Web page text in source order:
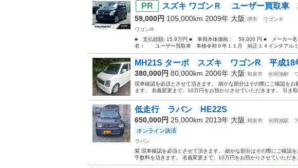
スズキ ワゴンＲ ユーザー買取車
59,000円 105,000km 2009年 大阪 堺市
ワゴンＲ
ワゴンR
■ 支払総額: 15.9万円 ■ 車両本体価格： 59,000 円 ■ メーカー
名： ユーザー買取車 車検令和９年１１月 純正１４インチアルミ
MH21S ターボ スズキ ワゴンR 平成18
380,000円 80,000km 2006年 大阪 和泉市 光明池駅
現車確認を必須とさせて頂きます。 細かな部分はその際にご確認を
ます。 名義変更まで、10万円をお預かりさせていただきます。 引き
低走行 ラパン HE22S
650,000円 25,000km 2013年 大阪 和泉市 光明池駅
オンライン決済
ラパン
紫 現車確認を必須とさせて頂きます。 細かな部分はその際にご確認
手数料を頂きます。 名義変更まで、10万円をお預かりさせていただき